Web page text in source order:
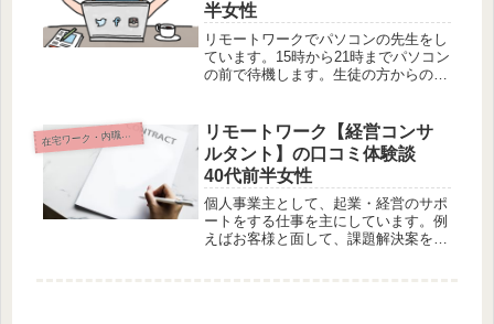
半女性
リモートワークでパソコンの先生をし
ています。15時から21時までパソコン
の前で待機します。生徒の方からの質
出社して対面で講義をしていました
が、在宅の需要もあるということでこ
の形もできました。
在宅ワーク・内職・リモート
リモートワーク【経営コンサ
ルタント】の口コミ体験談
40代前半女性
個人事業主として、起業・経営のサポ
ートをする仕事を主にしています。例
えばお客様と面して、課題解決案を考